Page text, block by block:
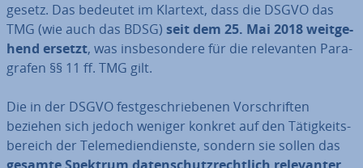
ge­setz. Das bedeutet im Klartext, dass die DSGVO das
TMG (wie auch das BDSG) seit dem 25. Mai 2018 weit­ge­
hend ersetzt, was ins­be­son­de­re für die re­le­van­ten Pa­ra­
gra­fen §§ 11 ff. TMG gilt.
Die in der DSGVO fest­ge­schrie­be­nen Vor­schrif­ten
beziehen sich jedoch weniger konkret auf den Tä­tig­keits­
be­reich der Te­le­me­di­en­diens­te, sondern sie sollen das